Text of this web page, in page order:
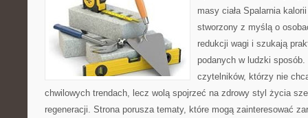
masy ciała Spalarnia
stworzony z myślą o
redukcji wagi i szukają
podanych w ludzki sposób.
czytelników, którzy nie
chwilowych trendach, lecz wolą spojrzeć na zdrowy styl życia
regeneracji. Strona porusza tematy, które mogą zainteresować